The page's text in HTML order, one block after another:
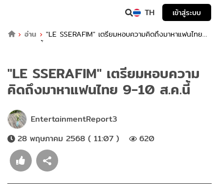
TH
เข้าสู่ระบบ
อ่าน
"LE SSERAFIM" เตรียมหอบความคิดถึงมาหาแฟนไทย
9-10 ส.ค.นี้
"LE SSERAFIM" เตรียมหอบความ
คิดถึงมาหาแฟนไทย 9-10 ส.ค.นี้
EntertainmentReport3
28 พฤษภาคม 2568 ( 11:07 )
620